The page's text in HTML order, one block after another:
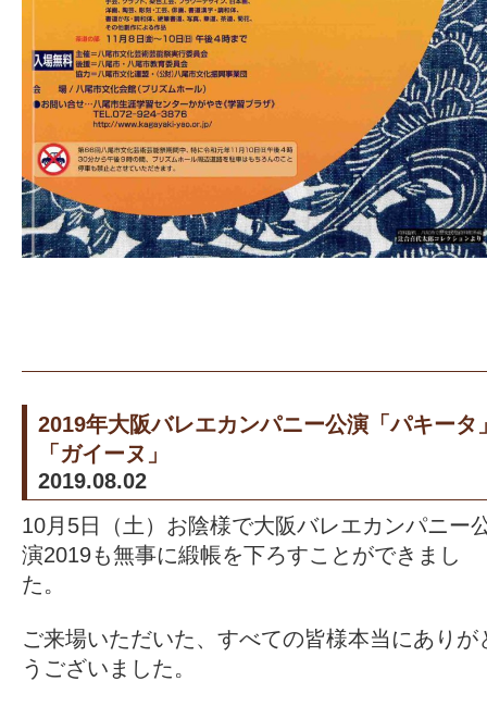
2019年大阪バレエカンパニー公演「パキータ
「ガイーヌ」
2019.08.02
10月5日（土）お陰様で大阪バレエカンパニー
演2019も無事に緞帳を下ろすことができまし
た。
ご来場いただいた、すべての皆様本当にありが
うございました。